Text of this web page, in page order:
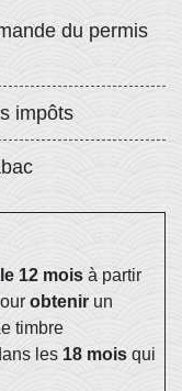
du permis
impôts
12 mois à partir
obtenir un
timbre
les 18 mois qui